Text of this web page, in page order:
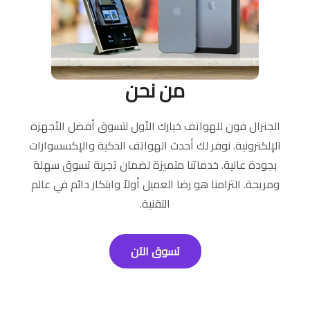
من نحن
الجنرال فون للهواتف خيارك الأول لتسوق أفضل الأجهزة
الإلكترونية. نوفر لك أحدث الهواتف الذكية والإكسسوارات
بجودة عالية. خدماتنا متميزة لضمان تجربة تسوق سهلة
ومريحة. التزامنا هو رضا العميل أولاً وابتكار دائم في عالم
التقنية.
تسوق الآن